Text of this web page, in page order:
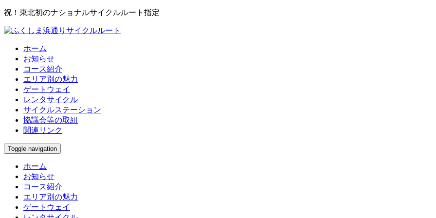
祝！東北初のナショナルサイクルルート指定
ホーム
お知らせ
コース紹介
エリア別の魅力
ゲートウェイ
レンタサイクル
サイクルステーション
協議会等の取組
関連リンク
Toggle navigation
ホーム
お知らせ
コース紹介
エリア別の魅力
ゲートウェイ